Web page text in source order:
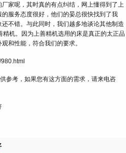
家呢，其时真的有点纠结，网上懂得到了上
服务态度很好，他们的晏总很快找到了我
不错。与此同时，我们越多地谈论其他制造
机。因为上善精机选用的床是真正的太正品
和性能，符合我们的要求。
参考，如果您有这方面的需求，请来电咨